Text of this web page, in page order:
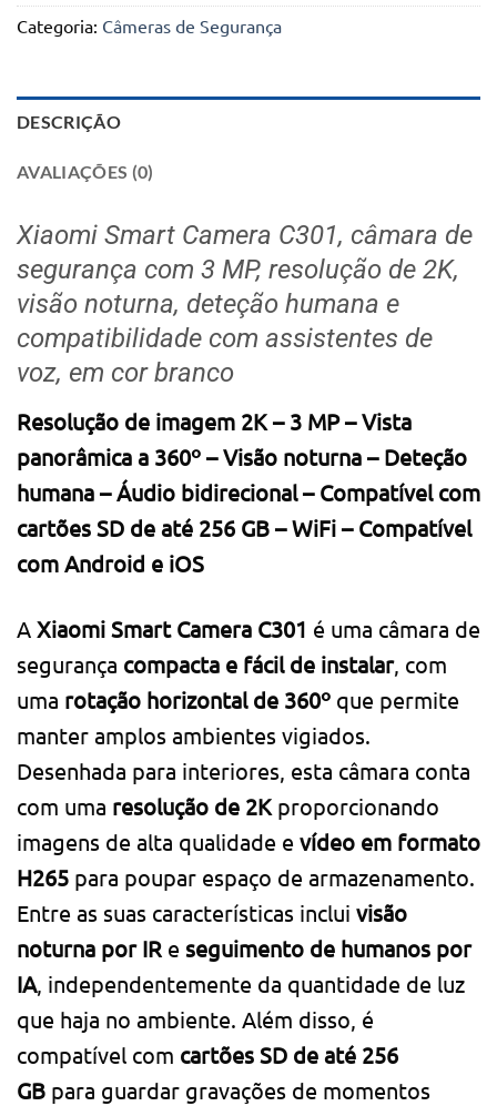
Categoria: Câmeras de Segurança
DESCRIÇÃO
AVALIAÇÕES (0)
Xiaomi Smart Camera C301, câmara de
segurança com 3 MP, resolução de 2K,
visão noturna, deteção humana e
compatibilidade com assistentes de
voz, em cor branco
Resolução de imagem 2K – 3 MP – Vista
panorâmica a 360º – Visão noturna – Deteção
humana – Áudio bidirecional – Compatível com
cartões SD de até 256 GB – WiFi – Compatível
com Android e iOS
A Xiaomi Smart Camera C301 é uma câmara de
segurança compacta e fácil de instalar, com
uma rotação horizontal de 360º que permite
manter amplos ambientes vigiados.
Desenhada para interiores, esta câmara conta
com uma resolução de 2K proporcionando
imagens de alta qualidade e vídeo em formato
H265 para poupar espaço de armazenamento.
Entre as suas características inclui visão
noturna por IR e seguimento de humanos por
IA, independentemente da quantidade de luz
que haja no ambiente. Além disso, é
compatível com cartões SD de até 256
GB para guardar gravações de momentos